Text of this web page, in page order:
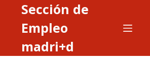
Sección de
Empleo
madri+d